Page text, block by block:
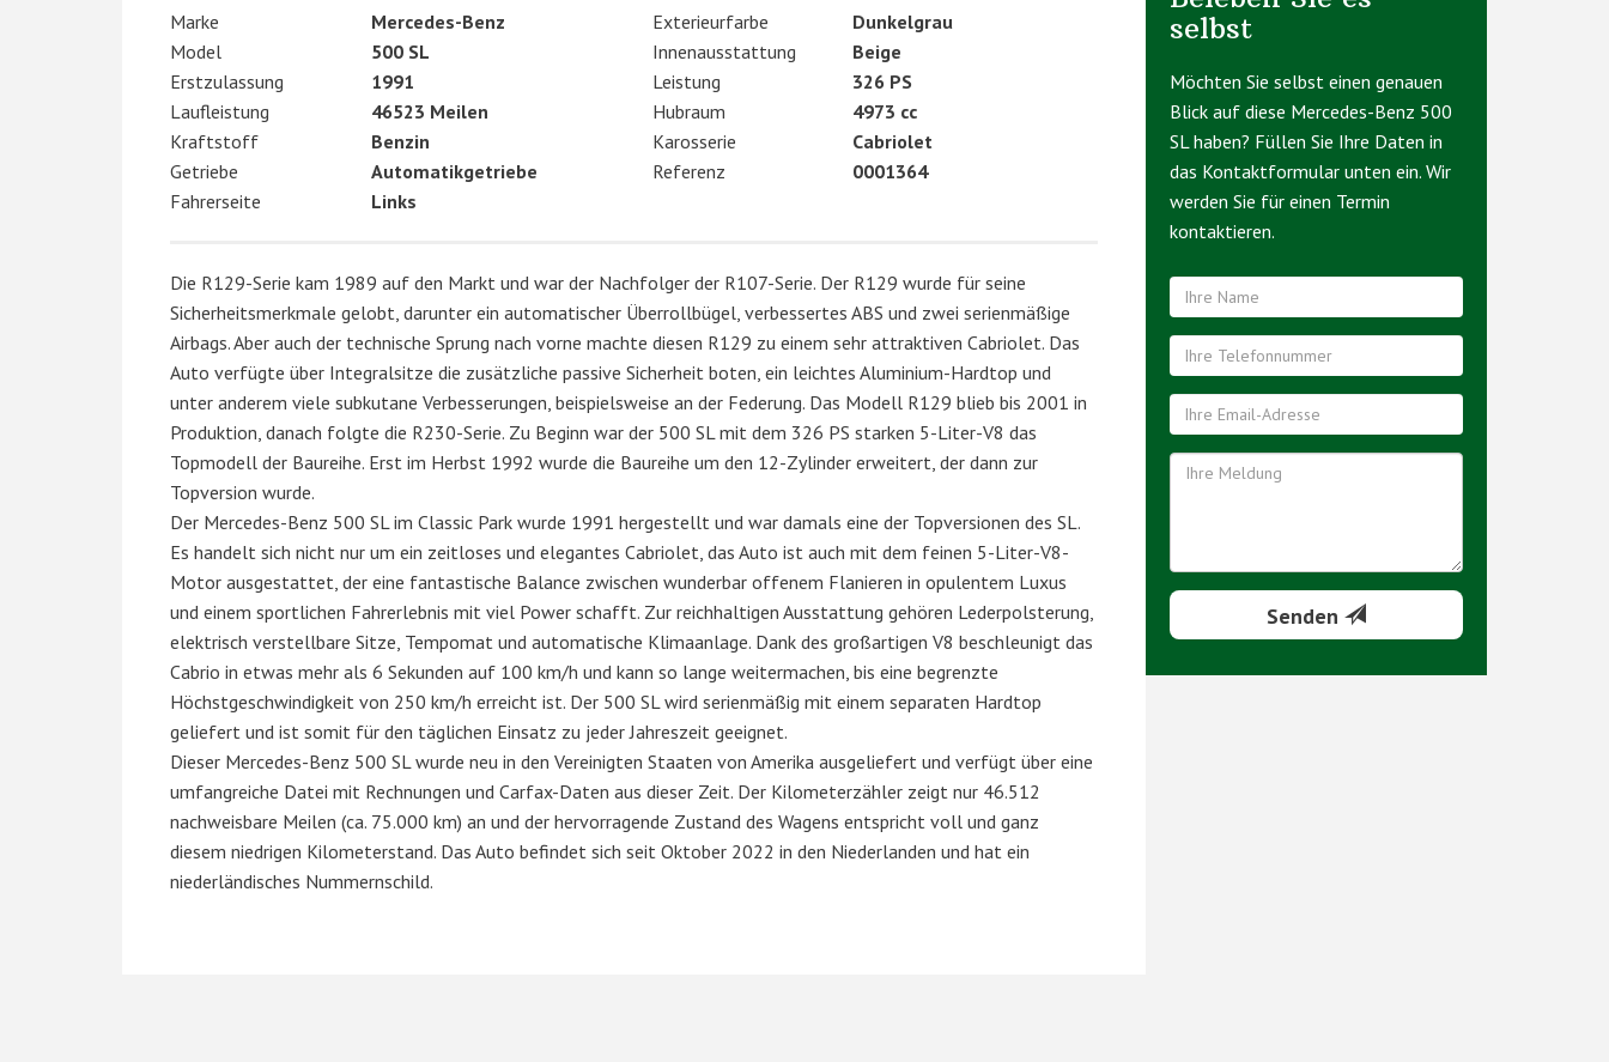
Marke
Mercedes-Benz
Model
500 SL
Erstzulassung
1991
Laufleistung
46523 Meilen
Kraftstoff
Benzin
Getriebe
Automatikgetriebe
Fahrerseite
Links
Exterieurfarbe
Dunkelgrau
Innenausstattung
Beige
Leistung
326 PS
Hubraum
4973 cc
Karosserie
Cabriolet
Referenz
0001364
Die R129-Serie kam 1989 auf den Markt und war der Nachfolger der R107-Serie. Der R129 wurde für seine
Sicherheitsmerkmale gelobt, darunter ein automatischer Überrollbügel, verbessertes ABS und zwei serienmäßige
Airbags. Aber auch der technische Sprung nach vorne machte diesen R129 zu einem sehr attraktiven Cabriolet. Das
Auto verfügte über Integralsitze die zusätzliche passive Sicherheit boten, ein leichtes Aluminium-Hardtop und
unter anderem viele subkutane Verbesserungen, beispielsweise an der Federung. Das Modell R129 blieb bis 2001 in
Produktion, danach folgte die R230-Serie. Zu Beginn war der 500 SL mit dem 326 PS starken 5-Liter-V8 das
Topmodell der Baureihe. Erst im Herbst 1992 wurde die Baureihe um den 12-Zylinder erweitert, der dann zur
Topversion wurde.
Der Mercedes-Benz 500 SL im Classic Park wurde 1991 hergestellt und war damals eine der Topversionen des SL.
Es handelt sich nicht nur um ein zeitloses und elegantes Cabriolet, das Auto ist auch mit dem feinen 5-Liter-V8-
Motor ausgestattet, der eine fantastische Balance zwischen wunderbar offenem Flanieren in opulentem Luxus
und einem sportlichen Fahrerlebnis mit viel Power schafft. Zur reichhaltigen Ausstattung gehören Lederpolsterung,
elektrisch verstellbare Sitze, Tempomat und automatische Klimaanlage. Dank des großartigen V8 beschleunigt das
Cabrio in etwas mehr als 6 Sekunden auf 100 km/h und kann so lange weitermachen, bis eine begrenzte
Höchstgeschwindigkeit von 250 km/h erreicht ist. Der 500 SL wird serienmäßig mit einem separaten Hardtop
geliefert und ist somit für den täglichen Einsatz zu jeder Jahreszeit geeignet.
Dieser Mercedes-Benz 500 SL wurde neu in den Vereinigten Staaten von Amerika ausgeliefert und verfügt über eine
umfangreiche Datei mit Rechnungen und Carfax-Daten aus dieser Zeit. Der Kilometerzähler zeigt nur 46.512
nachweisbare Meilen (ca. 75.000 km) an und der hervorragende Zustand des Wagens entspricht voll und ganz
diesem niedrigen Kilometerstand. Das Auto befindet sich seit Oktober 2022 in den Niederlanden und hat ein
niederländisches Nummernschild.
selbst
Möchten Sie selbst einen genauen
Blick auf diese Mercedes-Benz 500
SL haben? Füllen Sie Ihre Daten in
das Kontaktformular unten ein. Wir
werden Sie für einen Termin
kontaktieren.
Senden